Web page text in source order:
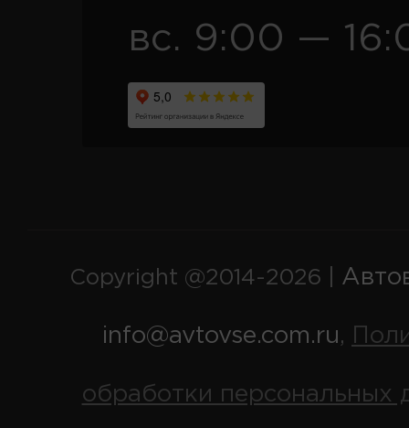
вс. 9:00 —
Copyright @2014-2026 |
info@avtovse.com.ru,
обработки персональных